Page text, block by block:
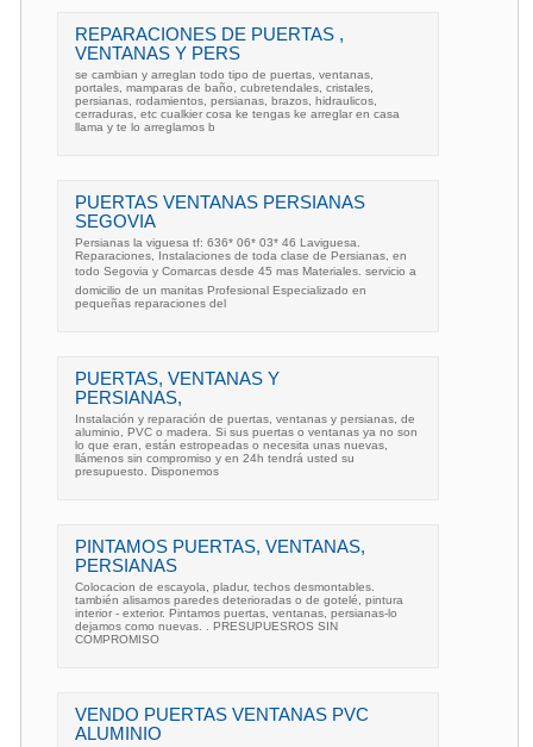
REPARACIONES DE PUERTAS ,
VENTANAS Y PERS
se cambian y arreglan todo tipo de puertas, ventanas,
portales, mamparas de baño, cubretendales, cristales,
persianas, rodamientos, persianas, brazos, hidraulicos,
cerraduras, etc cualkier cosa ke tengas ke arreglar en casa
llama y te lo arreglamos b
PUERTAS VENTANAS PERSIANAS
SEGOVIA
Persianas la viguesa tf: 636* 06* 03* 46 Laviguesa.
Reparaciones, Instalaciones de toda clase de Persianas, en
todo Segovia y Comarcas desde 45 mas Materiales. servicio a
domicilio de un manitas Profesional Especializado en
pequeñas reparaciones del
PUERTAS, VENTANAS Y
PERSIANAS,
Instalación y reparación de puertas, ventanas y persianas, de
aluminio, PVC o madera. Si sus puertas o ventanas ya no son
lo que eran, están estropeadas o necesita unas nuevas,
llámenos sin compromiso y en 24h tendrá usted su
presupuesto. Disponemos
PINTAMOS PUERTAS, VENTANAS,
PERSIANAS
Colocacion de escayola, pladur, techos desmontables.
también alisamos paredes deterioradas o de gotelé, pintura
interior - exterior. Pintamos puertas, ventanas, persianas-lo
dejamos como nuevas. . PRESUPUESROS SIN
COMPROMISO
VENDO PUERTAS VENTANAS PVC
ALUMINIO